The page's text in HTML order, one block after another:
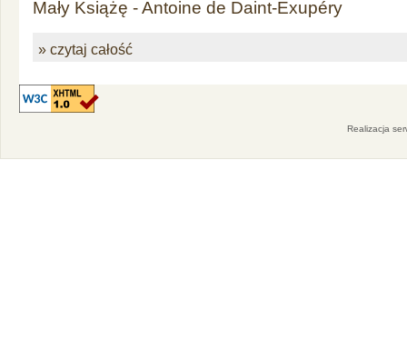
Mały Książę - Antoine de Daint-Exupéry
» czytaj całość
Realizacja